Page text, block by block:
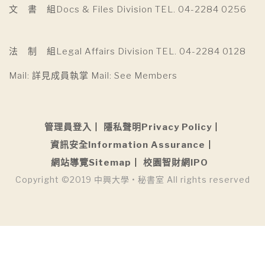
文 書 組Docs & Files Division TEL. 04-2284 0256
法 制 組Legal Affairs Division TEL. 04-2284 0128
Mail: 詳見成員執掌 Mail: See Members
管理員登入
隱私聲明Privacy Policy
資訊安全Information Assurance
網站導覽Sitemap
校園智財網IPO
Copyright ©2019 中興大學 • 秘書室 All rights reserved